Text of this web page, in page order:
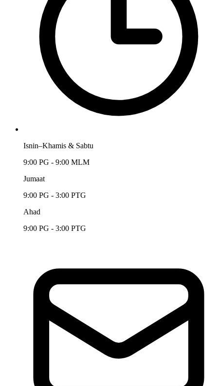
Isnin–Khamis & Sabtu
9:00 PG - 9:00 MLM
Jumaat
9:00 PG - 3:00 PTG
Ahad
9:00 PG - 3:00 PTG